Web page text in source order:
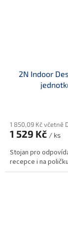
2N Indoor
1 850,09 Kč včetně
1 529 Kč / ks
Stojan pro
recepce i na